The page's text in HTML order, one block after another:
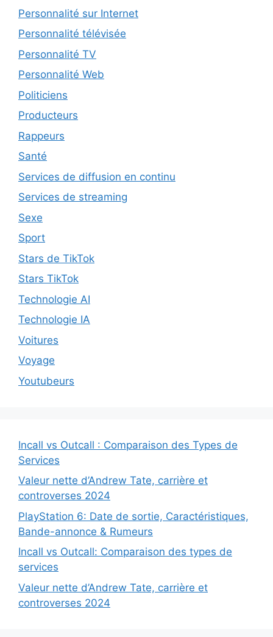
Personnalité sur Internet
Personnalité télévisée
Personnalité TV
Personnalité Web
Politiciens
Producteurs
Rappeurs
Santé
Services de diffusion en continu
Services de streaming
Sexe
Sport
Stars de TikTok
Stars TikTok
Technologie AI
Technologie IA
Voitures
Voyage
Youtubeurs
Incall vs Outcall : Comparaison des Types de
Services
Valeur nette d’Andrew Tate, carrière et
controverses 2024
PlayStation 6: Date de sortie, Caractéristiques,
Bande-annonce & Rumeurs
Incall vs Outcall: Comparaison des types de
services
Valeur nette d’Andrew Tate, carrière et
controverses 2024